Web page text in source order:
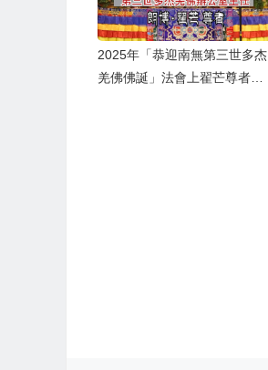
2025年「恭迎南無第三世多杰
羌佛佛誕」法會上翟芒尊者的